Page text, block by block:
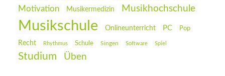
Motivation Musikermedizin Musikhochschule
Musikschule Onlineunterricht PC Pop
Recht Rhythmus Schule Singen Software Spiel
Studium Üben